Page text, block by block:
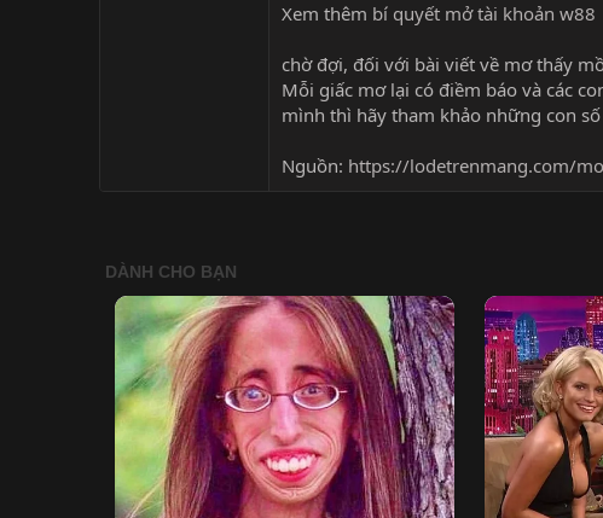
Xem thêm bí quyết mở tài khoản w88
chờ đợi, đối với bài viết về mơ thấy
Mỗi giấc mơ lại có điềm báo và các
mình thì hãy tham khảo những con
Nguồn: https://lodetrenmang.com/